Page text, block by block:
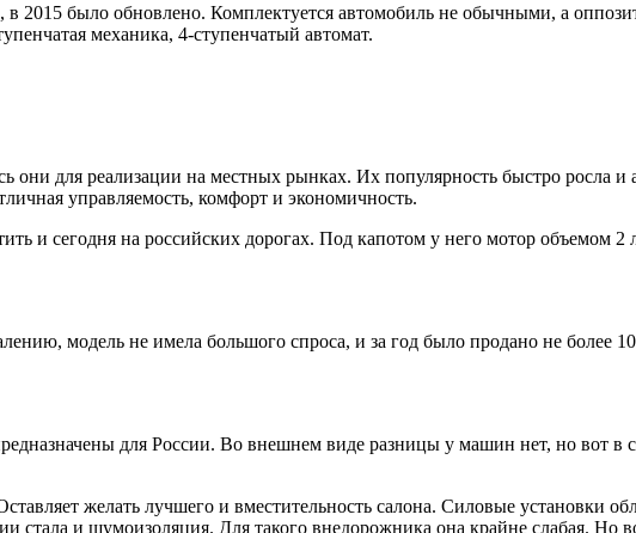
в 2015 было обновлено. Комплектуется автомобиль не обычными, а
механика, 4-ступенчатый автомат.
для реализации на местных рынках. Их популярность быстро росла и
управляемость, комфорт и экономичность.
и сегодня на российских дорогах. Под капотом у него мотор объемом 2
модель не имела большого спроса, и за год было продано не более
для России. Во внешнем виде разницы у машин нет, но вот в
желать лучшего и вместительность салона. Силовые установки
стала и шумоизоляция. Для такого внедорожника она крайне слабая. Но